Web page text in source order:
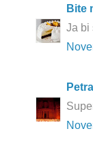
Bite
Ja bi